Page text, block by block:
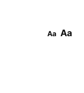
Aa Aa